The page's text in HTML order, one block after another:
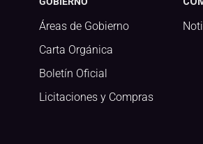
Áreas de Gobierno
Carta Orgánica
Boletín Oficial
Licitaciones y Compras